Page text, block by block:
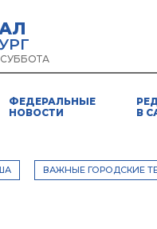
СУББОТА
ФЕДЕРАЛЬНЫЕ
НОВОСТИ
В
ВАЖНЫЕ ГОРОДСКИЕ